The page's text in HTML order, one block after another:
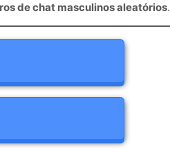
de chat masculinos aleatórios.